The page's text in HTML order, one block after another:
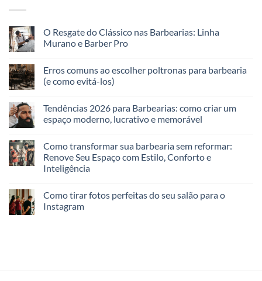
O Resgate do Clássico nas Barbearias: Linha
Murano e Barber Pro
Erros comuns ao escolher poltronas para barbearia
(e como evitá-los)
Tendências 2026 para Barbearias: como criar um
espaço moderno, lucrativo e memorável
Como transformar sua barbearia sem reformar:
Renove Seu Espaço com Estilo, Conforto e
Inteligência
Como tirar fotos perfeitas do seu salão para o
Instagram